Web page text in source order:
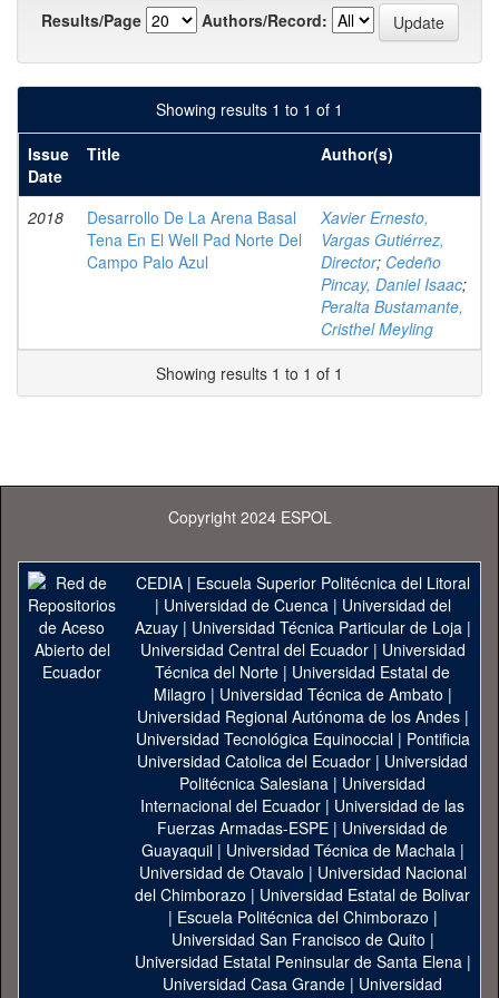
Results/Page
Authors/Record:
Showing results 1 to 1 of 1
Issue
Date
Title Author(s)
2018
Desarrollo De La Arena Basal
Tena En El Well Pad Norte Del
Campo Palo Azul
Xavier Ernesto,
Vargas Gutiérrez,
Director; Cedeño
Pincay, Daniel Isaac;
Peralta Bustamante,
Cristhel Meyling
Showing results 1 to 1 of 1
Copyright 2024 ESPOL
CEDIA| Escuela Superior Politécnica del Litoral
| Universidad de Cuenca| Universidad del
Azuay| Universidad Técnica Particular de Loja|
Universidad Central del Ecuador| Universidad
Técnica del Norte | Universidad Estatal de
Milagro | Universidad Técnica de Ambato |
Universidad Regional Autónoma de los Andes|
Universidad Tecnológica Equinoccial| Pontificia
Universidad Catolica del Ecuador | Universidad
Politécnica Salesiana | Universidad
Internacional del Ecuador | Universidad de las
Fuerzas Armadas-ESPE | Universidad de
Guayaquil| Universidad Técnica de Machala|
Universidad de Otavalo | Universidad Nacional
del Chimborazo | Universidad Estatal de Bolivar
| Escuela Politécnica del Chimborazo |
Universidad San Francisco de Quito |
Universidad Estatal Peninsular de Santa Elena|
Universidad Casa Grande | Universidad